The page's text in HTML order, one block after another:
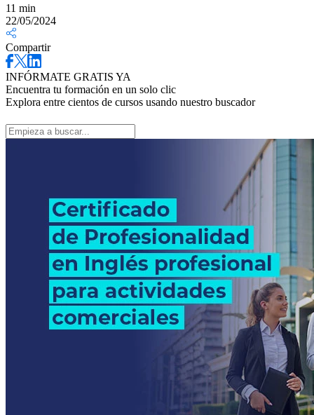
11 min
22/05/2024
Compartir
INFÓRMATE GRATIS YA
Encuentra tu formación en un solo clic
Explora entre cientos de cursos usando nuestro buscador